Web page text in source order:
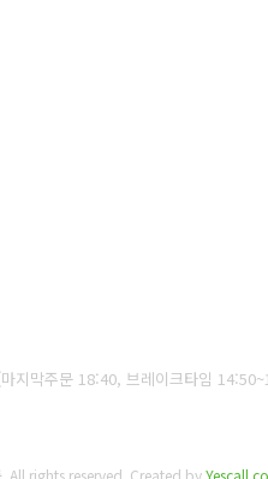
지막주문 18:40, 브레이크타임
rights reserved. Created by